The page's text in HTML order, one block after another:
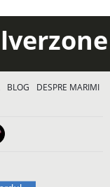
BLOG
DESPRE MARIMI